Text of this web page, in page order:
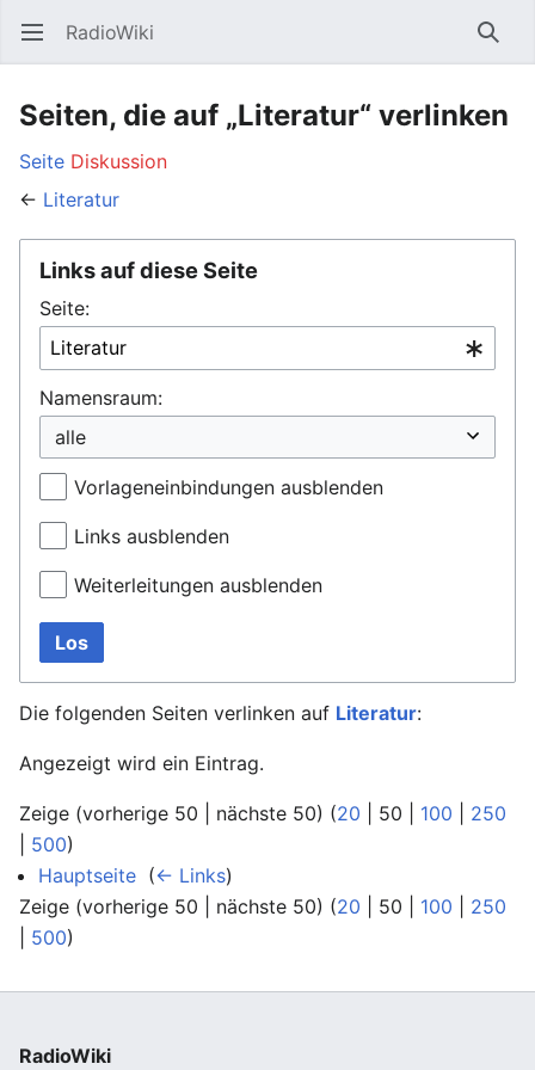
Hauptmenü öffnen RadioWiki
Seiten, die auf „Literatur“ verlinken
Seite Diskussion
← Literatur
Links auf diese Seite
Seite:
Namensraum:
Vorlageneinbindungen ausblenden
Links ausblenden
Weiterleitungen ausblenden
Los
Die folgenden Seiten verlinken auf Literatur:
Angezeigt wird ein Eintrag.
Zeige (vorherige 50 nächste 50) (20 50 100
250
500)
Hauptseite (← Links)
Zeige (vorherige 50 nächste 50) (20 50 100
250
500)
RadioWiki